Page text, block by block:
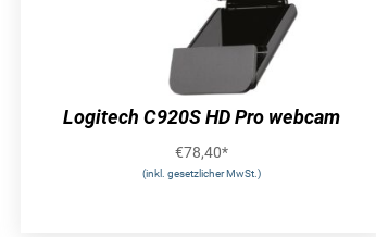
Logitech C920S HD Pro webcam
€78,40*
(inkl. gesetzlicher MwSt.)